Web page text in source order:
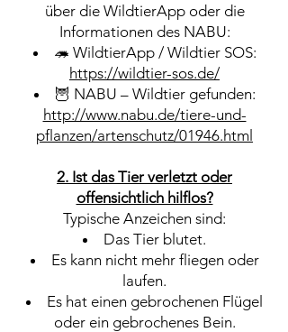
über die WildtierApp oder die
Informationen des NABU:
🦔 WildtierApp / Wildtier SOS:
https://wildtier-sos.de/
🦉 NABU – Wildtier gefunden:
http://www.nabu.de/tiere-und-
pflanzen/artenschutz/01946.html
2. Ist das Tier verletzt oder
offensichtlich hilflos?
Typische Anzeichen sind:
Das Tier blutet.
Es kann nicht mehr fliegen oder
laufen.
Es hat einen gebrochenen Flügel
oder ein gebrochenes Bein.